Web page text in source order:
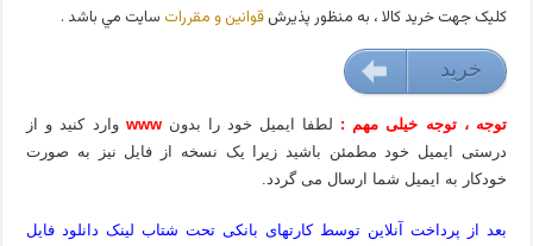
کليک جهت خريد کالا ، به منظور پذيرشقوانين و مقررات سايت مي باشد .
9000 تومان خريد
توجه ، توجه خیلی مهم : لطفا ایمیل خود را بدون www
وارد کنید و از
درستی ایمیل خود مطمئن باشید زیرا یک نسخه از فایل نیز به صورت
خودکار به ایمیل شما ارسال می گردد.
بعد از پرداخت آنلاین توسط کارتهای بانکی تحت شتاب لینک دانلود فایل